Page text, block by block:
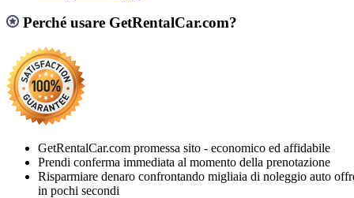
Perché usare GetRentalCar.com?
GetRentalCar.com promessa sito - economico ed affidabile
Prendi conferma immediata al momento della prenotazione
Risparmiare denaro confrontando migliaia di noleggio auto
in pochi secondi